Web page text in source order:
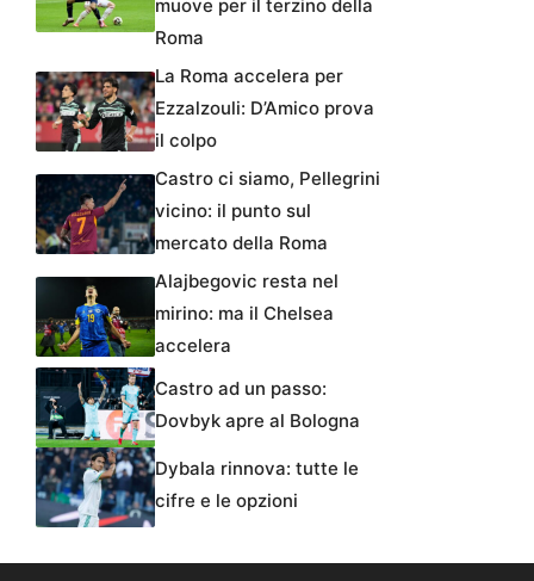
muove per il terzino della
Roma
La Roma accelera per
Ezzalzouli: D’Amico prova
il colpo
Castro ci siamo, Pellegrini
vicino: il punto sul
mercato della Roma
Alajbegovic resta nel
mirino: ma il Chelsea
accelera
Castro ad un passo:
Dovbyk apre al Bologna
Dybala rinnova: tutte le
cifre e le opzioni